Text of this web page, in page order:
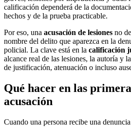
calificación dependerá de la
hechos y de la prueba practicable.
Por eso, una acusación de lesiones no
nombre del delito que aparezca en la
policial. La clave está en la calificación
alcance real de las lesiones, la autoría y
de justificación, atenuación o incluso
Qué hacer en las
acusación
Cuando una persona recibe una